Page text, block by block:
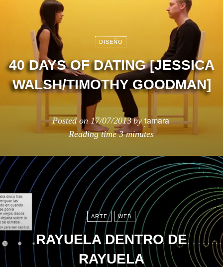
DISEÑO
40 DAYS OF DATING [JESSICA
WALSH/TIMOTHY GOODMAN]
Posted on 17/07/2013 by tamara
Reading time3 minutes
ARTE WEB
RAYUELA DENTRO DE
RAYUELA